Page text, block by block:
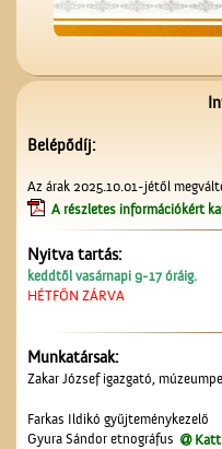
A
A
Belépődíj:
Az árak 2025.10.01-jétől
A részletes információkért
Nyitva tartás:
keddtől vasárnapi 9-17 óráig.
HÉTFŐN ZÁRVA
Munkatársak:
Zakar József igazgató,
Farkas Ildikó gyűjteménykezelő
Gyura Sándor etnográfus